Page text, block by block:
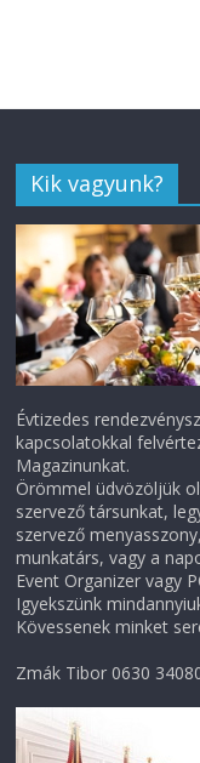
Kik vagyunk?
Évtizedes
kapcsolatokkal
Magazinunkat.
Örömmel üdvözöljük
szervező társunkat,
szervező
munkatárs, vagy a
Event Organizer vagy
Igyekszünk
Kövessenek minket
Zmák Tibor 0630